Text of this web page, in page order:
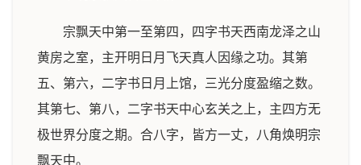
宗飘天中第一至第四，四字书天西南龙泽之山
黄房之室，主开明日月飞天真人因缘之功。其第
五、第六，二字书日月上馆，三光分度盈缩之数。
其第七、第八，二字书天中心玄关之上，主四方无
极世界分度之期。合八字，皆方一丈，八角焕明宗
飘天中。